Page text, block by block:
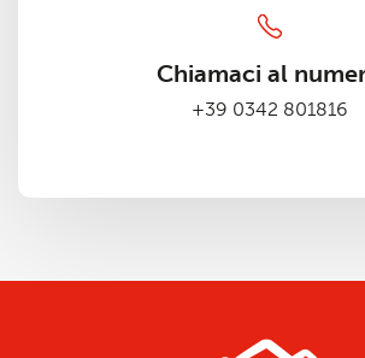
Chiamaci al
+39 0342 801816